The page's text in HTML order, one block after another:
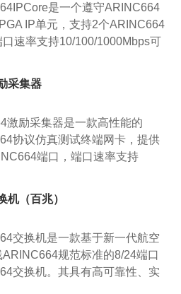
是一个遵守ARINC664
IP单元，支持2个ARINC664
速率支持10/100/1000Mbps可
IP Core
协议栈由
性、高可靠性和高稳定性的要
采集器
激励采集器是一款高性能的
协议仿真测试终端网卡，提供
端口，端口速率支持
网络，适合用于航电系统级测
多通道复杂
等。设备实现
点的仿真与测试功能，为调试、
定位提供了高效的解决手段。
机（百兆）
交换机是一款基于新一代航空
ARINC664规范标准的8/24端口
交换机。其具有高可靠性、实